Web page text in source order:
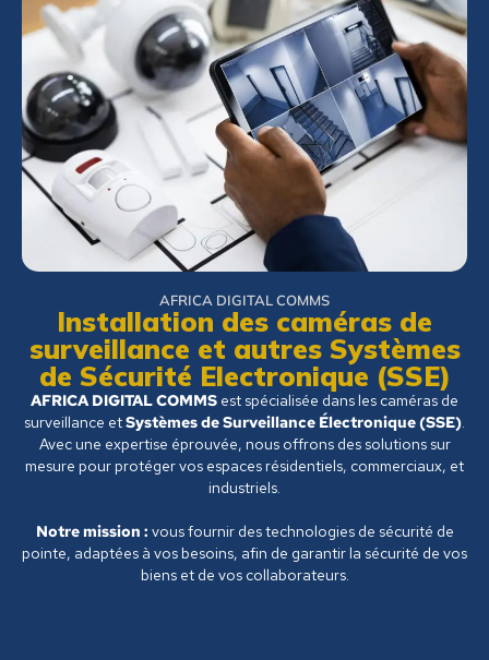
AFRICA DIGITAL COMMS
Installation des caméras de
surveillance et autres Systèmes
de Sécurité Electronique (SSE)
AFRICA DIGITAL COMMS est spécialisée dans les caméras de
surveillance etSystèmes de Surveillance Électronique (SSE)
Avec une expertise éprouvée, nous offrons des solutions sur
mesure pour protéger vos espaces résidentiels, commerciaux, et
industriels.
Notre mission : vous fournir des technologies de sécurité de
pointe, adaptées à vos besoins, afin de garantir la sécurité de vos
biens et de vos collaborateurs.